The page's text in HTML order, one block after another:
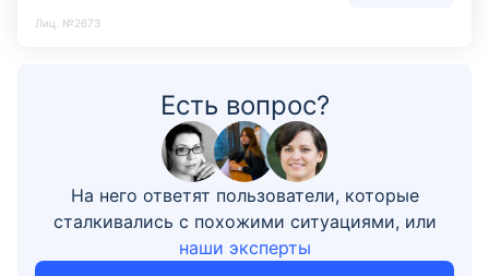
Лиц. №2673
Есть вопрос?
На него ответят пользователи, которые
сталкивались с похожими ситуациями, или
наши эксперты